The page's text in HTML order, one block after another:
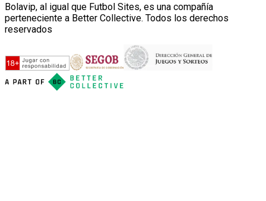
Bolavip, al igual que Futbol Sites, es una compañía
perteneciente a Better Collective. Todos los derechos
reservados